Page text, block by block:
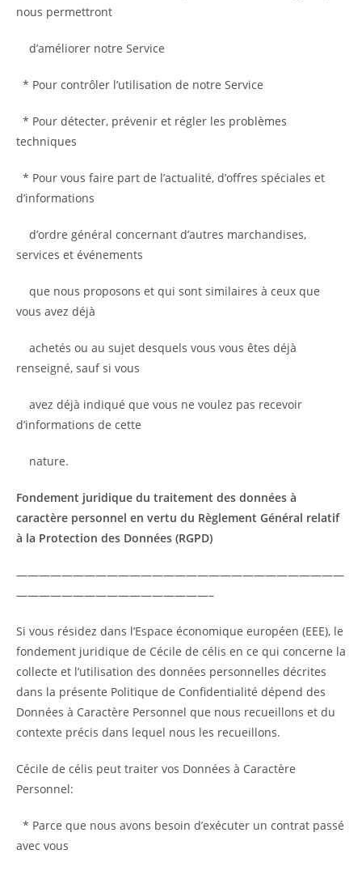
nous permettront
d’améliorer notre Service
* Pour contrôler l’utilisation de notre Service
* Pour détecter, prévenir et régler les problèmes
techniques
* Pour vous faire part de l’actualité, d’offres spéciales et
d’informations
d’ordre général concernant d’autres marchandises,
services et événements
que nous proposons et qui sont similaires à ceux que
vous avez déjà
achetés ou au sujet desquels vous vous êtes déjà
renseigné, sauf si vous
avez déjà indiqué que vous ne voulez pas recevoir
d’informations de cette
nature.
Fondement juridique du traitement des données à
caractère personnel en vertu du Règlement Général relatif
à la Protection des Données (RGPD)
—————————————————————————————
—————————————————–
Si vous résidez dans l’Espace économique européen (EEE), le
fondement juridique de Cécile de célis en ce qui concerne la
collecte et l’utilisation des données personnelles décrites
dans la présente Politique de Confidentialité dépend des
Données à Caractère Personnel que nous recueillons et du
contexte précis dans lequel nous les recueillons.
Cécile de célis peut traiter vos Données à Caractère
Personnel:
* Parce que nous avons besoin d’exécuter un contrat passé
avec vous